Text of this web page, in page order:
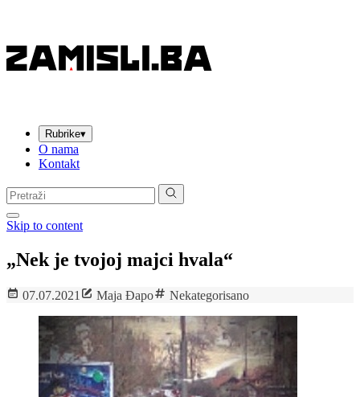
Rubrike▾
O nama
Kontakt
Pretraga:
Skip to content
„Nek je tvojoj majci hvala“
07.07.2021 Maja Đapo Nekategorisano